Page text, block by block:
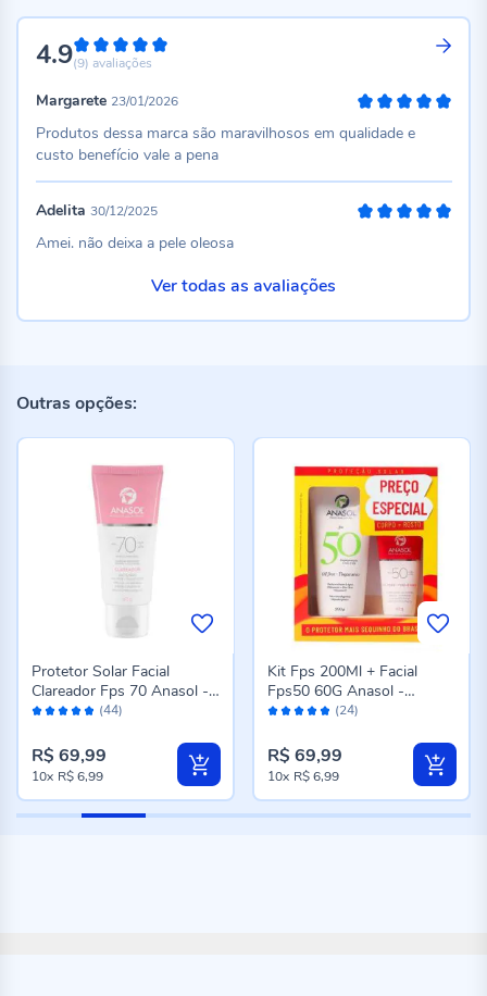
4.998%
(9) avaliações
Margarete 23/01/2026
Produtos dessa marca são maravilhosos em qualidade e
custo benefício vale a pena
Adelita 30/12/2025
Amei. não deixa a pele oleosa
Ver todas as avaliações
Outras opções:
Avaliação: (44)
Protetor Solar Facial
Clareador Fps 70 Anasol -
60g
R$ 69,99
10x R$ 6,99
Avaliação: (24)
Kit Fps 200Ml + Facial
Fps50 60G Anasol -
Vitamina E
R$ 69,99
10x R$ 6,99